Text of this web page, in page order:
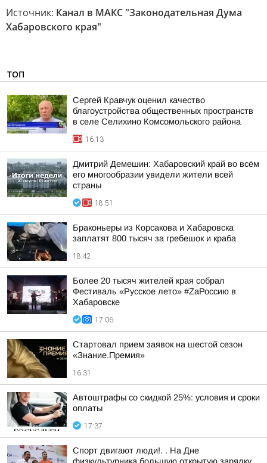
Источник: Канал в МАКС "Законодательная Дума
Хабаровского края"
ТОП
Сергей Кравчук оценил качество
благоустройства общественных пространств
в селе Селихино Комсомольского района
16:13
Дмитрий Демешин: Хабаровский край во всём
его многообразии увидели жители всей
страны
18:51
Браконьеры из Корсакова и Хабаровска
заплатят 800 тысяч за гребешок и краба
18:42
Более 20 тысяч жителей края собрал
Фестиваль «Русское лето» #ZaРоссию в
Хабаровске
17:06
Стартовал прием заявок на шестой сезон
«Знание.Премия»
16:31
Автоштрафы со скидкой 25%: условия и сроки
оплаты
17:37
Спорт двигают люди!. . На Дне